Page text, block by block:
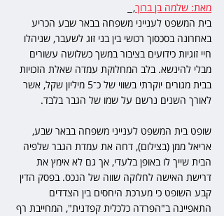
מאת: שלמה בן ברוך,
בית המשפט לענייני משפחה בבאר שבע הכריע
באחרונה בסכסוך רכושי בין בני זוג לשעבר, שניהלו
חיי זוגיות כידועים בציבור במשך כשלושה עשורים
מבלי להינשא. בלב המחלוקת עמדה שאלת הזכויות
בבית מגורים יוקרתי בשווי של כ־5 מיליון שקל, אשר
לאורך השנים נרשם על שמו של הגבר בלבד.
שופט בית המשפט לענייני משפחה בבאר שבע,
אריאל ממן (בצילום), דחה את עמדת הגבר שלפיה
הבית שייך לו באופן בלעדי, אך גם לא אימץ את
דרישת האישה לחלוקה שווה של הנכס. בפסק הדין
קבע השופט כי מערכת היחסים בין הצדדים
התאפיינה ב"הפרדה כלכלית קפדנית", המחייבת רף